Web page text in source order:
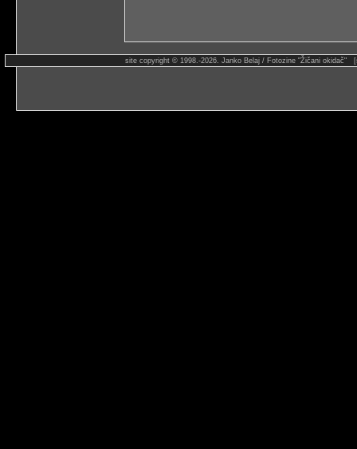
site copyright © 1998.-2026. Janko Belaj / Fotozine "Žičani okidač"